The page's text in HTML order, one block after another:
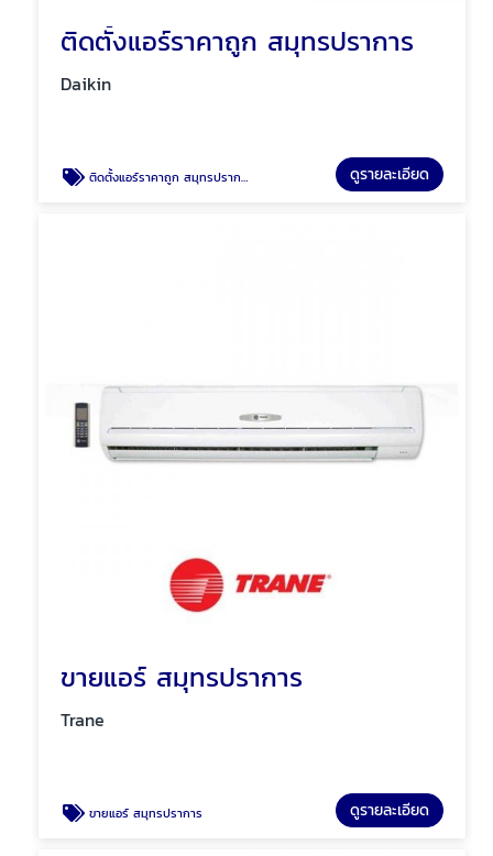
ติดตั้งแอร์ราคาถูก สมุทรปราการ
Daikin
ติดตั้งแอร์ราคาถูก สมุทรปราการ ดูรายละเอียด
ขายแอร์ สมุทรปราการ
Trane
ขายแอร์ สมุทรปราการ ดูรายละเอียด